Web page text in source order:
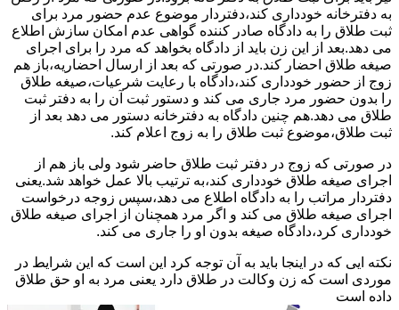
به دفترخانه خودداری کند،دفتردار موضوع عدم حضور مرد برای
ثبت طلاق را به دادگاه صادر کننده گواهی عدم امکان سازش اطلاع
می دهد.بعد از این زن باید از دادگاه بخواهد که مرد را برای اجرای
صیغه طلاق احضار کند.در صورتی که بعد از ارسال احضاریه،باز هم
زوج از حضور خودداری کند،دادگاه با رعایت شرعیات،صیغه طلاق
را بدون حضور مرد جاری می کند و دستور ثبت آن را به دفتر ثبت
طلاق می دهد.هم چنین دادگاه به دفترخانه دستور می دهد بعد از
ثبت طلاق،موضوع ثبت طلاق را به زوج اعلام کند.
در صورتی که زوج در دفتر ثبت طلاق حاضر شود ولی باز هم از
اجرای صیغه طلاق خودداری کند،به ترتیب بالا عمل خواهد شد.یعنی
دفتردار مراتب را به دادگاه اطلاع می دهد،سپس زوجه درخواست
اجرای صیغه طلاق می کند و اگر مرد همچنان از اجرای صیغه طلاق
خودداری کرد،دادگاه صیغه بدون او را جاری می کند.
نکته ایی که در اینجا باید به آن توجه کرد این است که این شرایط در
موردی است که زن وکالت در طلاق دارد یعنی مرد به او حق طلاق
داده است